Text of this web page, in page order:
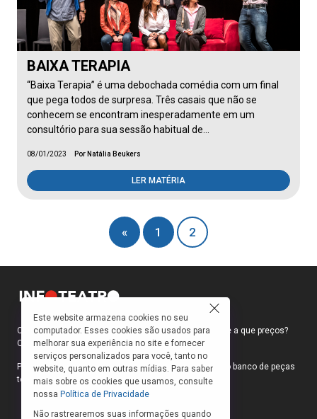
BAIXA TERAPIA
“Baixa Terapia” é uma debochada comédia com um final
que pega todos de surpresa. Três casais que não se
conhecem se encontram inesperadamente em um
consultório para sua sessão habitual de…
08/01/2023 Por Natália Beukers
LER MATÉRIA
« 1 2
Como faço para ir ao teatro? Onde compro ingressos e a que preços?
Quais peças estão em cartaz?
Para responder a essas e outras perguntas, criamos o banco de peças
teatrais do INFOTEATRO.
Este website armazena cookies no seu
computador. Esses cookies são usados para
melhorar sua experiência no site e fornecer
serviços personalizados para você, tanto no
website, quanto em outras mídias. Para saber
mais sobre os cookies que usamos, consulte
nossa Política de Privacidade
Não rastrearemos suas informações quando